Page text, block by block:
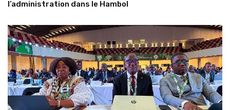
l’administration dans le Hambol